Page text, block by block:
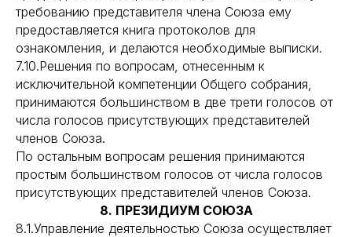
требованию представителя члена Союза ему
предоставляется книга протоколов для
ознакомления, и делаются необходимые выписки.
7.10.Решения по вопросам, отнесенным к
исключительной компетенции Общего собрания,
принимаются большинством в две трети голосов от
числа голосов присутствующих представителей
членов Союза.
По остальным вопросам решения принимаются
простым большинством голосов от числа голосов
присутствующих представителей членов Союза.
8. ПРЕЗИДИУМ СОЮЗА
8.1.Управление деятельностью Союза осуществляет